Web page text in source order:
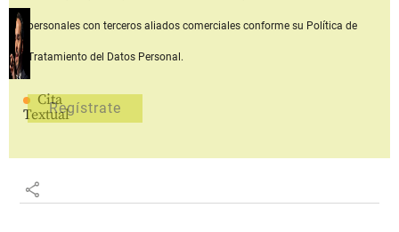
Cita
Textual
share
personales con terceros aliados comerciales conforme su Política de
Tratamiento del Datos Personal.